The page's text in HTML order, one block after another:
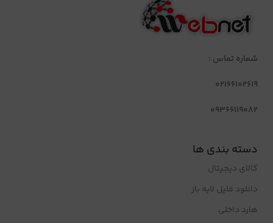
شماره تماس :
02166102619
09366119082
دسته بندی ها
کالای دیجیتال
دانلود فایل لایه باز
هارد داخلی